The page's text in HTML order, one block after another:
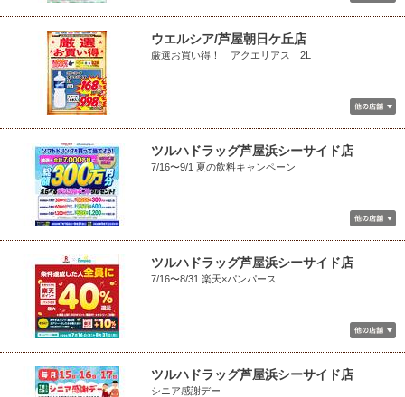
ウエルシア/芦屋朝日ケ丘店
厳選お買い得！ アクエリアス 2L
ツルハドラッグ芦屋浜シーサイド店
7/16〜9/1 夏の飲料キャンペーン
ツルハドラッグ芦屋浜シーサイド店
7/16〜8/31 楽天×パンパース
ツルハドラッグ芦屋浜シーサイド店
シニア感謝デー